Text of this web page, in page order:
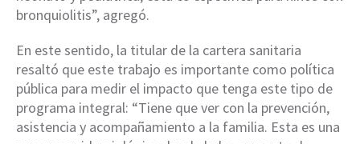
bronquiolitis”, agregó.
En este sentido, la titular de la cartera sanitaria
resaltó que este trabajo es importante como política
pública para medir el impacto que tenga este tipo de
programa integral: “Tiene que ver con la prevención,
asistencia y acompañamiento a la familia. Esta es una